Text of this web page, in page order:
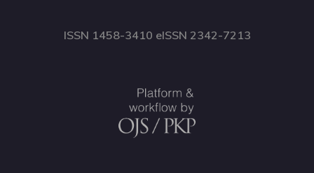
ISSN 1458-3410 eISSN 2342-7213